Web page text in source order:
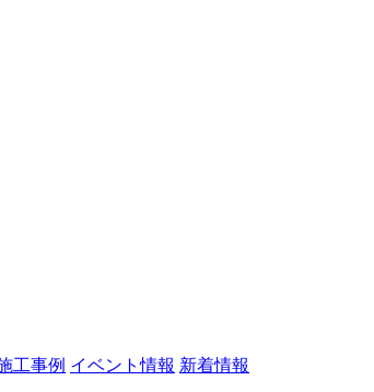
工事例 イベント情報 新着情報